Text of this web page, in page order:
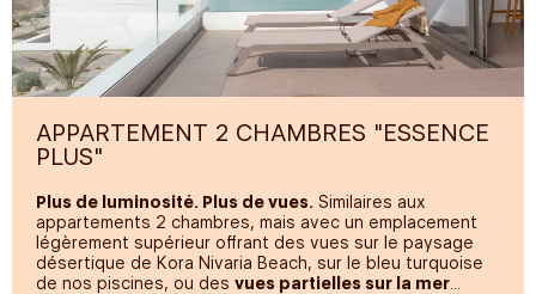
APPARTEMENT 2 CHAMBRES "ESSENCE
PLUS"
Plus de luminosité. Plus de vues. Similaires aux
appartements 2 chambres, mais avec un emplacement
légèrement supérieur offrant des vues sur le paysage
désertique de Kora Nivaria Beach, sur le bleu turquoise
de nos piscines, ou des vues partielles sur la mer